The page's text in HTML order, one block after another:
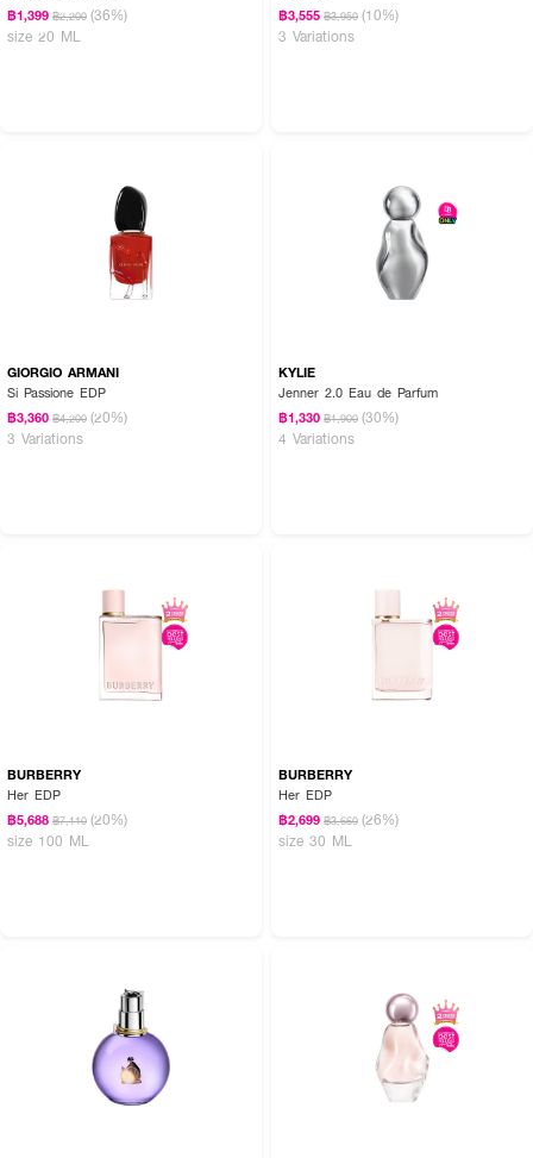
• ใช้ได้ทั้งกลางวันและกลางคืน เพิ่มความมั่นใจทุกลุค
฿1,399 ฿2,200 (36%)
size 20 ML
฿3,555 ฿3,950 (10%)
3 Variations
GIORGIO ARMANI
Si Passione EDP
฿3,360 ฿4,200 (20%)
3 Variations
KYLIE
Jenner 2.0 Eau de Parfum
฿1,330 ฿1,900 (30%)
4 Variations
BURBERRY
Her EDP
฿5,688 ฿7,110 (20%)
size 100 ML
BURBERRY
Her EDP
฿2,699 ฿3,660 (26%)
size 30 ML